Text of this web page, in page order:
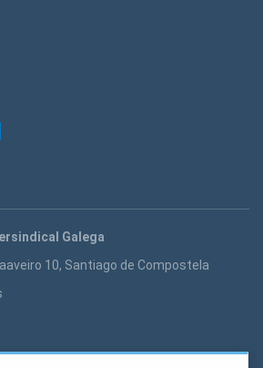
Galega
10, Santiago de Compostela